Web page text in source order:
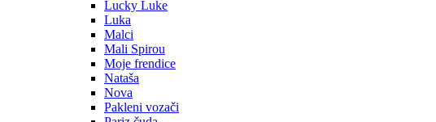
Lucky Luke
Luka
Malci
Mali Spirou
Moje frendice
Nataša
Nova
Pakleni vozači